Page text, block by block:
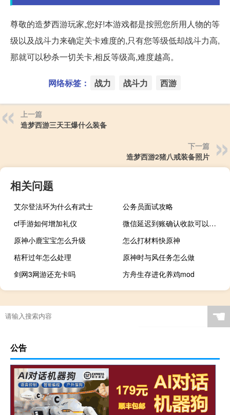
尊敬的造梦西游玩家,您好!本游戏都是按照您所用人物的等
级以及战斗力来确定关卡难度的,只有您等级低却战斗力高,
那就可以秒杀一切关卡,相反等级高,难度越高。
网络标签： 战力 战斗力 西游
上一篇
造梦西游三天王爆什么装备
下一篇
造梦西游2猪八戒装备照片
相关问题
艾尔登法环为什么有武士
公务员面试攻略
cf手游如何增加礼仪
微信延迟到账确认收款可以撤回吗（微信延迟到账）
原神小鹿宝宝怎么升级
怎么打材料快原神
秸秆过年怎么处理
原神时与风任务怎么做
剑网3网游还充卡吗
方舟生存进化养鸡mod
☚
公告